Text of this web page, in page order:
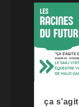
ça